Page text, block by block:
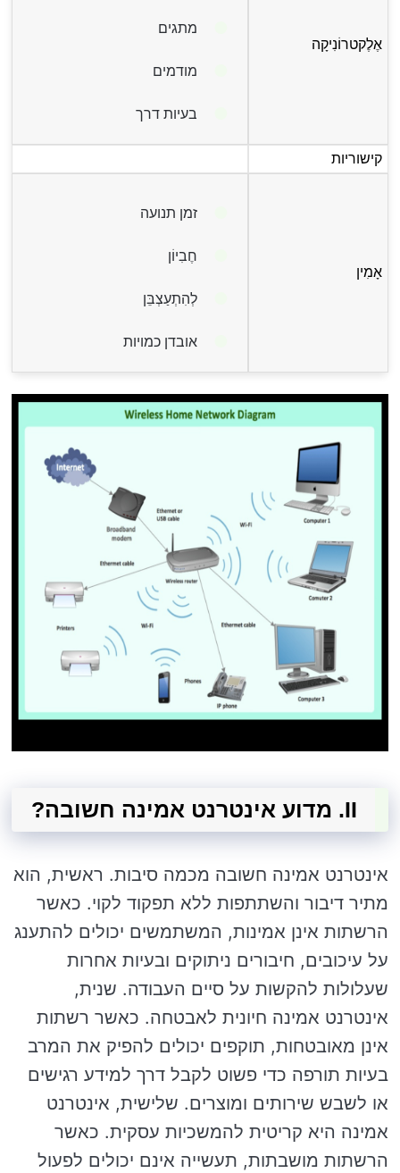
אֶלֶקטרוֹנִיקָה
מתגים
מודמים
בעיות דרך
קישוריות
אָמִין
זמן תנועה
חֶבִיוֹן
לְהִתְעַצְבֵּן
אובדן כמויות
II. מדוע אינטרנט אמינה חשובה?
אינטרנט אמינה חשובה מכמה סיבות. ראשית, הוא
מתיר דיבור והשתתפות ללא תפקוד לקוי. כאשר
הרשתות אינן אמינות, המשתמשים יכולים להתענג
על עיכובים, חיבורים ניתוקים ובעיות אחרות
שעלולות להקשות על סיים העבודה. שנית,
אינטרנט אמינה חיונית לאבטחה. כאשר רשתות
אינן מאובטחות, תוקפים יכולים להפיק את המרב
בעיות תורפה כדי פשוט לקבל דרך למידע רגישים
או לשבש שירותים ומוצרים. שלישית, אינטרנט
אמינה היא קריטית להמשכיות עסקית. כאשר
הרשתות מושבתות, תעשייה אינם יכולים לפעול